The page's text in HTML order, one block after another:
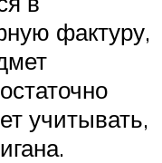
фактуру,
учитывать,